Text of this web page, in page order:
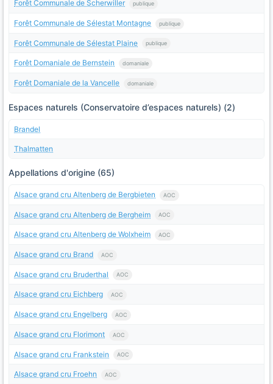
Forêt Communale de Scherwiller publique
Forêt Communale de Sélestat Montagne publique
Forêt Communale de Sélestat Plaine publique
Forêt Domaniale de Bernstein domaniale
Forêt Domaniale de la Vancelle domaniale
Espaces naturels (Conservatoire d’espaces naturels) (2)
Brandel
Thalmatten
Appellations d'origine (65)
Alsace grand cru Altenberg de Bergbieten AOC
Alsace grand cru Altenberg de Bergheim AOC
Alsace grand cru Altenberg de Wolxheim AOC
Alsace grand cru Brand AOC
Alsace grand cru Bruderthal AOC
Alsace grand cru Eichberg AOC
Alsace grand cru Engelberg AOC
Alsace grand cru Florimont AOC
Alsace grand cru Frankstein AOC
Alsace grand cru Froehn AOC